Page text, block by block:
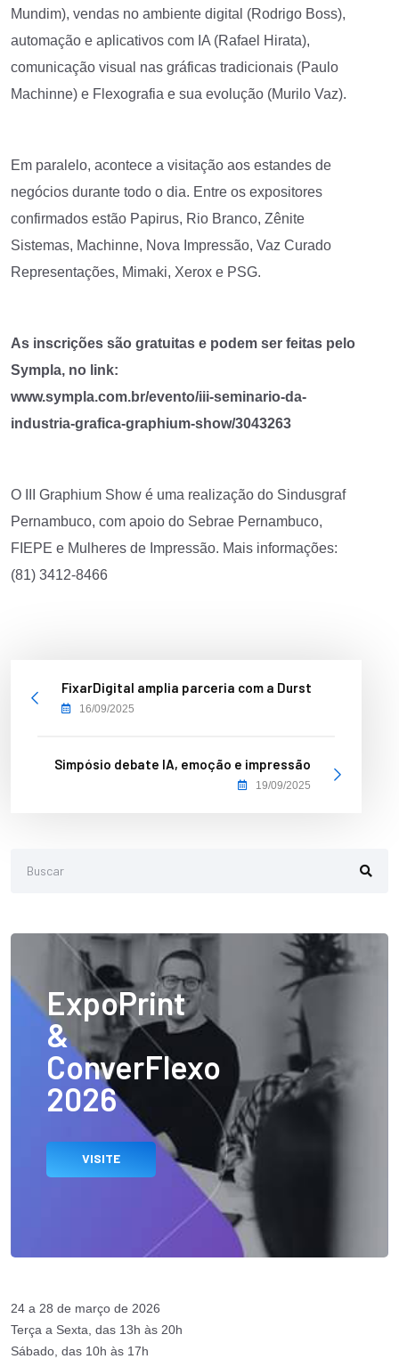
Mundim), vendas no ambiente digital (Rodrigo Boss),
automação e aplicativos com IA (Rafael Hirata),
comunicação visual nas gráficas tradicionais (Paulo
Machinne) e Flexografia e sua evolução (Murilo Vaz).
Em paralelo, acontece a visitação aos estandes de
negócios durante todo o dia. Entre os expositores
confirmados estão Papirus, Rio Branco, Zênite
Sistemas, Machinne, Nova Impressão, Vaz Curado
Representações, Mimaki, Xerox e PSG.
As inscrições são gratuitas e podem ser feitas pelo
Sympla, no link:
www.sympla.com.br/evento/iii-seminario-da-
industria-grafica-graphium-show/3043263
O III Graphium Show é uma realização do Sindusgraf
Pernambuco, com apoio do Sebrae Pernambuco,
FIEPE e Mulheres de Impressão. Mais informações:
(81) 3412-8466
FixarDigital amplia parceria com a Durst
16/09/2025
Simpósio debate IA, emoção e impressão
19/09/2025
ExpoPrint
&
ConverFlexo
2026
VISITE
24 a 28 de março de 2026
Terça a Sexta, das 13h às 20h
Sábado, das 10h às 17h